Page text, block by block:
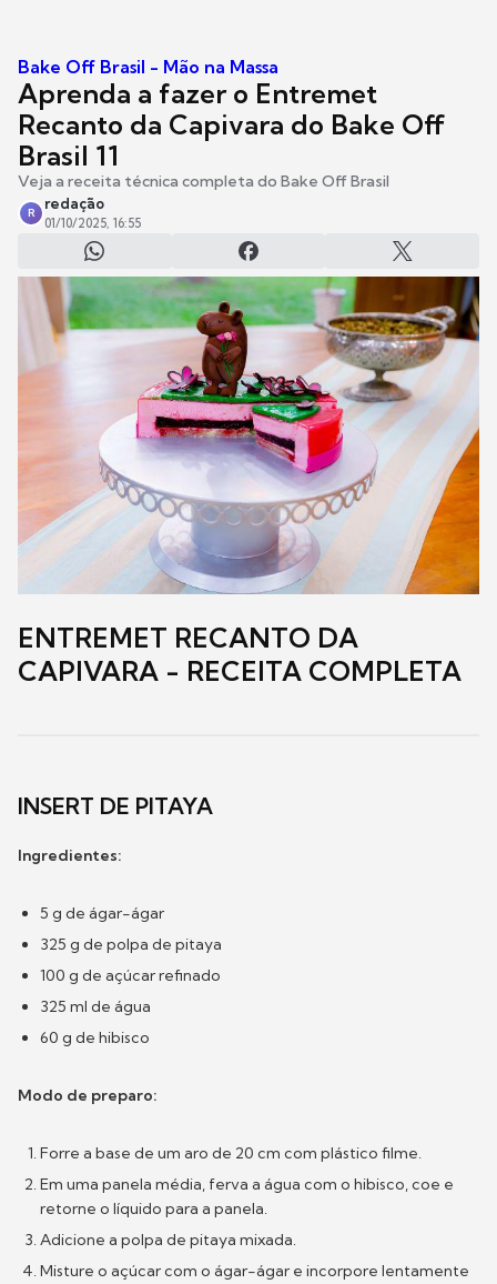
Bake Off Brasil - Mão na Massa
Aprenda a fazer o Entremet
Recanto da Capivara do Bake Off
Brasil 11
Veja a receita técnica completa do Bake Off Brasil
R
redação
01/10/2025, 16:55
ENTREMET RECANTO DA
CAPIVARA - RECEITA COMPLETA
INSERT DE PITAYA
Ingredientes:
5 g de ágar-ágar
325 g de polpa de pitaya
100 g de açúcar refinado
325 ml de água
60 g de hibisco
Modo de preparo:
Forre a base de um aro de 20 cm com plástico filme.
Em uma panela média, ferva a água com o hibisco, coe e
retorne o líquido para a panela.
Adicione a polpa de pitaya mixada.
Misture o açúcar com o ágar-ágar e incorpore lentamente